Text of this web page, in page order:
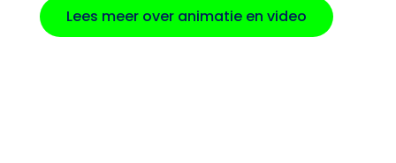
Lees meer over animatie en video